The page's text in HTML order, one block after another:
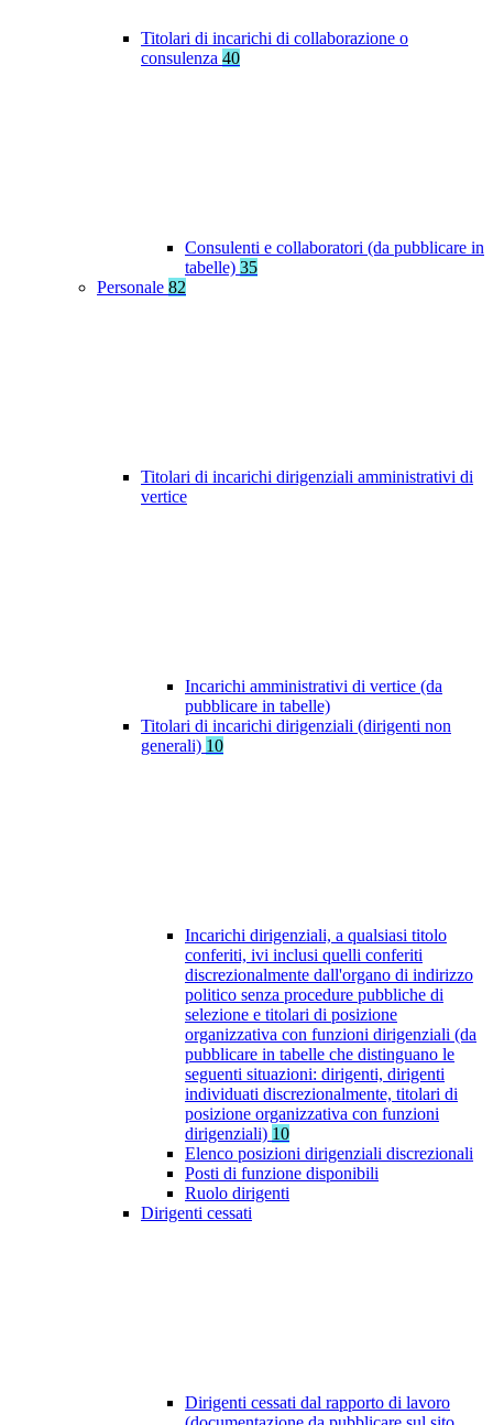
Titolari di incarichi di collaborazione o
consulenza 40
Consulenti e collaboratori (da pubblicare in
tabelle) 35
Personale 82
Titolari di incarichi dirigenziali amministrativi di
vertice
Incarichi amministrativi di vertice (da
pubblicare in tabelle)
Titolari di incarichi dirigenziali (dirigenti non
generali) 10
Incarichi dirigenziali, a qualsiasi titolo
conferiti, ivi inclusi quelli conferiti
discrezionalmente dall'organo di indirizzo
politico senza procedure pubbliche di
selezione e titolari di posizione
organizzativa con funzioni dirigenziali (da
pubblicare in tabelle che distinguano le
seguenti situazioni: dirigenti, dirigenti
individuati discrezionalmente, titolari di
posizione organizzativa con funzioni
dirigenziali) 10
Elenco posizioni dirigenziali discrezionali
Posti di funzione disponibili
Ruolo dirigenti
Dirigenti cessati
Dirigenti cessati dal rapporto di lavoro